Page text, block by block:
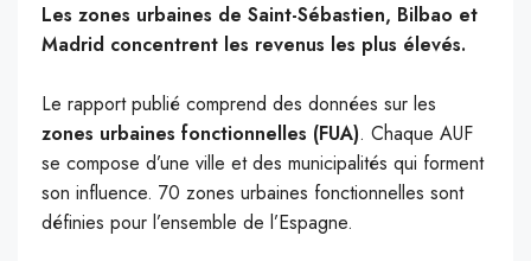
Les zones urbaines de Saint-Sébastien, Bilbao et
Madrid concentrent les revenus les plus élevés.
Le rapport publié comprend des données sur les
zones urbaines fonctionnelles (FUA). Chaque AUF
se compose d’une ville et des municipalités qui forment
son influence. 70 zones urbaines fonctionnelles sont
définies pour l’ensemble de l’Espagne.